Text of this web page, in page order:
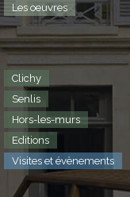
Les oeuvres
Clichy
Senlis
Hors-les-murs
Editions
Visites et évènements